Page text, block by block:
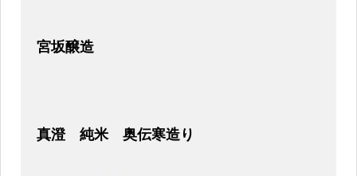
宮坂醸造
真澄 純米 奥伝寒造り